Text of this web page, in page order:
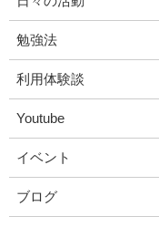
勉強法
利用体験談
Youtube
イベント
ブログ